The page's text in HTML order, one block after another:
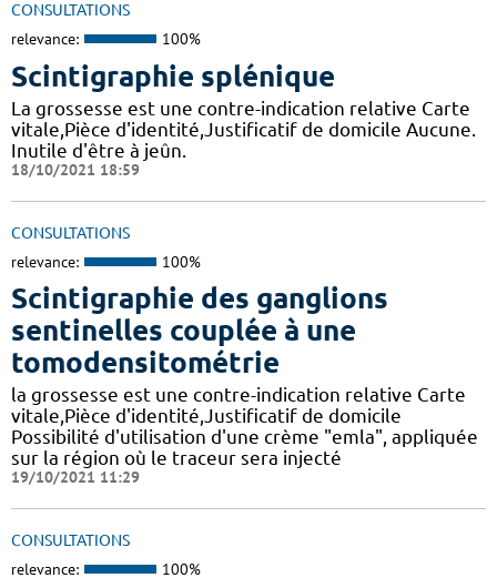
CONSULTATIONS
relevance: 100%
Scintigraphie splénique
La grossesse est une contre-indication relative Carte
vitale,Pièce d'identité,Justificatif de domicile Aucune.
Inutile d'être à jeûn.
18/10/2021 18:59
CONSULTATIONS
relevance: 100%
Scintigraphie des ganglions
sentinelles couplée à une
tomodensitométrie
la grossesse est une contre-indication relative Carte
vitale,Pièce d'identité,Justificatif de domicile
Possibilité d'utilisation d'une crème "emla", appliquée
sur la région où le traceur sera injecté
19/10/2021 11:29
CONSULTATIONS
relevance: 100%